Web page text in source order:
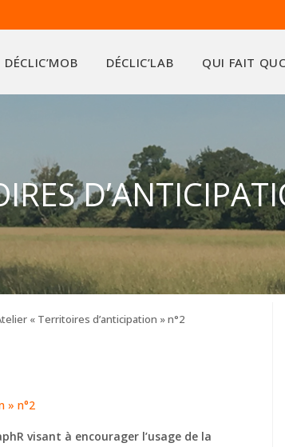
DÉCLIC’MOB DÉCLIC’LAB QUI FAIT
« Territoires d’anticipation » n°2
» n°2
visant à encourager l’usage de la